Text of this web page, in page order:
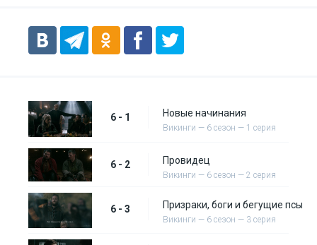
6 - 1 Новые начинания
Викинги — 6 сезон — 1 серия
6 - 2 Провидец
Викинги — 6 сезон — 2 серия
6 - 3 Призраки, боги и бегущие псы
Викинги — 6 сезон — 3 серия